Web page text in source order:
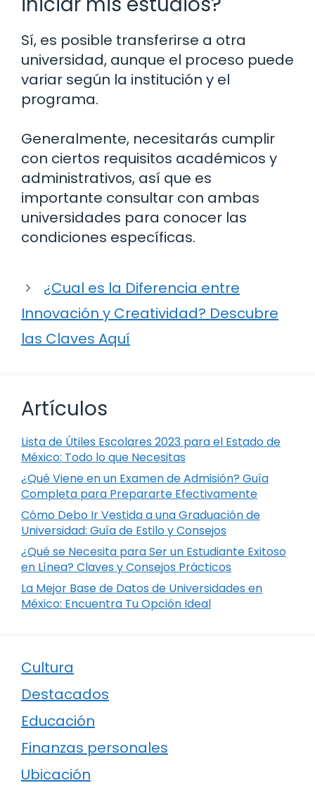
Sí, es posible transferirse a otra
universidad, aunque el proceso puede
variar según la institución y el
programa.
Generalmente, necesitarás cumplir
con ciertos requisitos académicos y
administrativos, así que es
importante consultar con ambas
universidades para conocer las
condiciones específicas.
¿Cual es la Diferencia entre
Innovación y Creatividad? Descubre
las Claves Aquí
Artículos
Lista de Útiles Escolares 2023 para el Estado de
México: Todo lo que Necesitas
¿Qué Viene en un Examen de Admisión? Guía
Completa para Prepararte Efectivamente
Cómo Debo Ir Vestida a una Graduación de
Universidad: Guía de Estilo y Consejos
¿Qué se Necesita para Ser un Estudiante Exitoso
en Línea? Claves y Consejos Prácticos
La Mejor Base de Datos de Universidades en
México: Encuentra Tu Opción Ideal
Cultura
Destacados
Educación
Finanzas personales
Ubicación